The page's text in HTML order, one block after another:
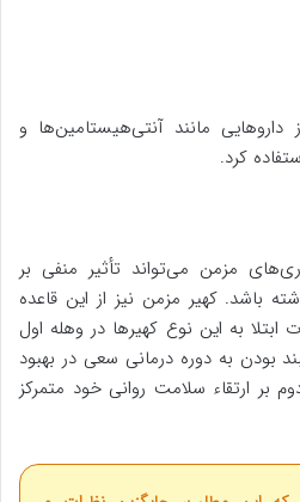
مانند آنتی‌هیستامین‌ها و
کرد.
مزمن می‌تواند تأثیر منفی بر
باشد. کهیر مزمن نیز از این قاعده
به این نوع کهیرها در وهله اول
بودن به دوره درمانی سعی در بهبود
بر ارتقاء سلامت روانی خود متمرکز